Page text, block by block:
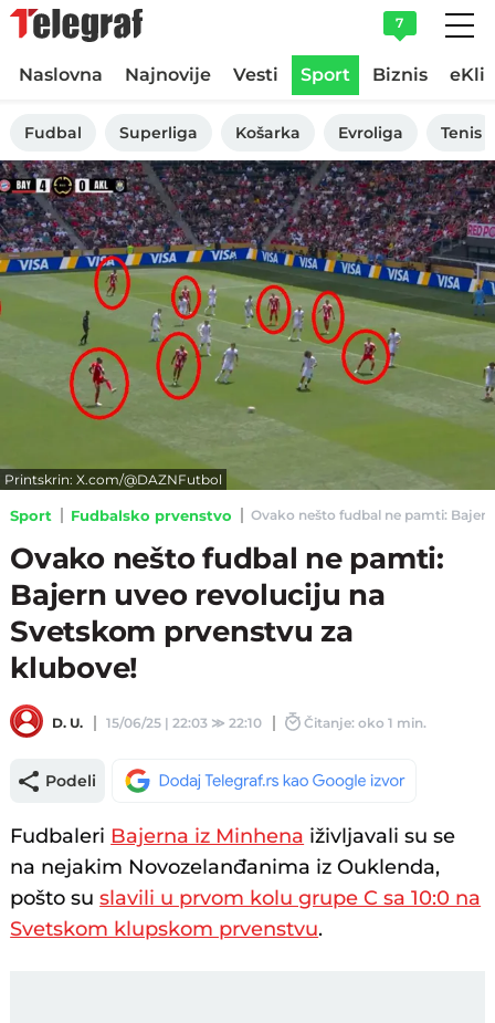
7
Naslovna Najnovije Vesti Sport Biznis
Fudbal Superliga Košarka Evroliga Tenis
Printskrin: X.com/@DAZNFutbol
Sport Fudbalsko prvenstvo Ovako nešto fudbal ne pamti:
Ovako nešto fudbal ne pamti:
Bajern uveo revoluciju na
Svetskom prvenstvu za
klubove!
D. U. 15/06/25 | 22:03 ≫22:10 Čitanje: oko 1 min.
Podeli
Fudbaleri Bajerna iz Minhena iživljavali su se
na nejakim Novozelanđanima iz Ouklenda,
pošto suslavili u prvom kolu grupe C sa 10:0 na
Svetskom klupskom prvenstvu.